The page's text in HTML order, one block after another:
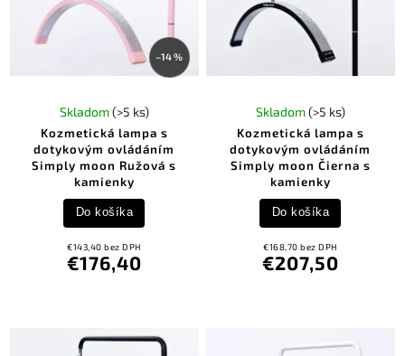
–14 %
Kozmetická lampa s
dotykovým ovládáním
Simply moon Ružová s
kamienky
Skladom(>5 ks)
€143,40 bez DPH
€176,40
Do košíka
Kozmetická lampa s
dotykovým ovládáním
Simply moon Čierna s
kamienky
Skladom(>5 ks)
€168,70 bez DPH
€207,50
Do košíka